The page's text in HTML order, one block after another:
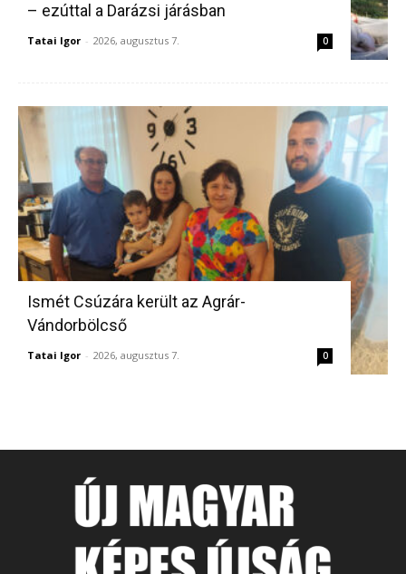
– ezúttal a Darázsi járásban
Tatai Igor - 2026, augusztus 7. 0
Ismét Csúzára került az Agrár-
Vándorbölcső
Tatai Igor - 2026, augusztus 7. 0